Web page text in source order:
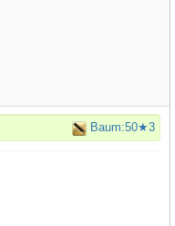
Baum:50★3